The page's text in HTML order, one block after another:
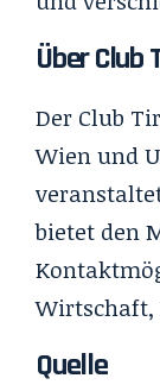
Über Club
Der Club
Wien und
bietet den
Quelle